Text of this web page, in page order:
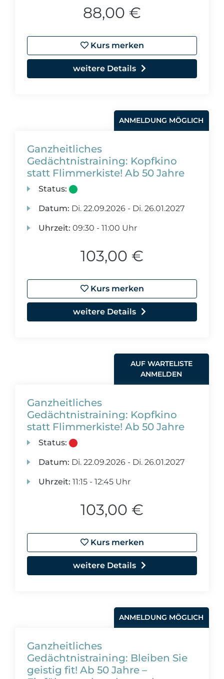
88,00 €
Kurs merken
weitere Details
ANMELDUNG MÖGLICH
Ganzheitliches
Gedächtnistraining: Kopfkino
statt Flimmerkiste! Ab 50 Jahre
Status:
Datum: Di. 22.09.2026 - Di. 26.01.2027
Uhrzeit: 09:30 - 11:00 Uhr
103,00 €
Kurs merken
weitere Details
AUF WARTELISTE
ANMELDEN
Ganzheitliches
Gedächtnistraining: Kopfkino
statt Flimmerkiste! Ab 50 Jahre
Status:
Datum: Di. 22.09.2026 - Di. 26.01.2027
Uhrzeit: 11:15 - 12:45 Uhr
103,00 €
Kurs merken
weitere Details
ANMELDUNG MÖGLICH
Ganzheitliches
Gedächtnistraining: Bleiben Sie
geistig fit! Ab 50 Jahre –